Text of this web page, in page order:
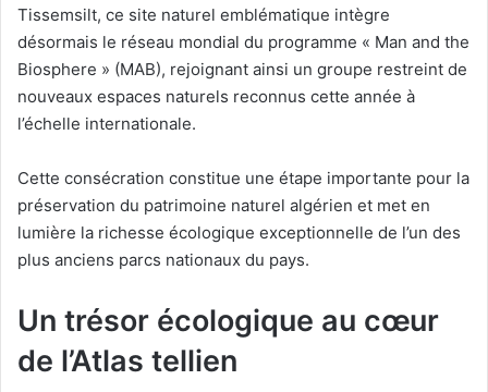
Tissemsilt, ce site naturel emblématique intègre
désormais le réseau mondial du programme « Man and the
Biosphere » (MAB), rejoignant ainsi un groupe restreint de
nouveaux espaces naturels reconnus cette année à
l’échelle internationale.
Cette consécration constitue une étape importante pour la
préservation du patrimoine naturel algérien et met en
lumière la richesse écologique exceptionnelle de l’un des
plus anciens parcs nationaux du pays.
Un trésor écologique au cœur
de l’Atlas tellien